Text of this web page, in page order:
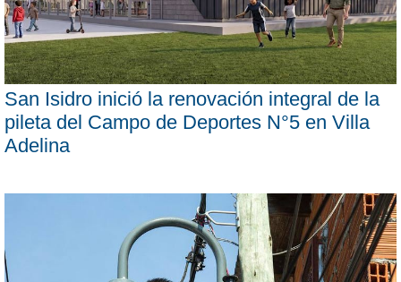
San Isidro inició la renovación integral de la
pileta del Campo de Deportes N°5 en Villa
Adelina